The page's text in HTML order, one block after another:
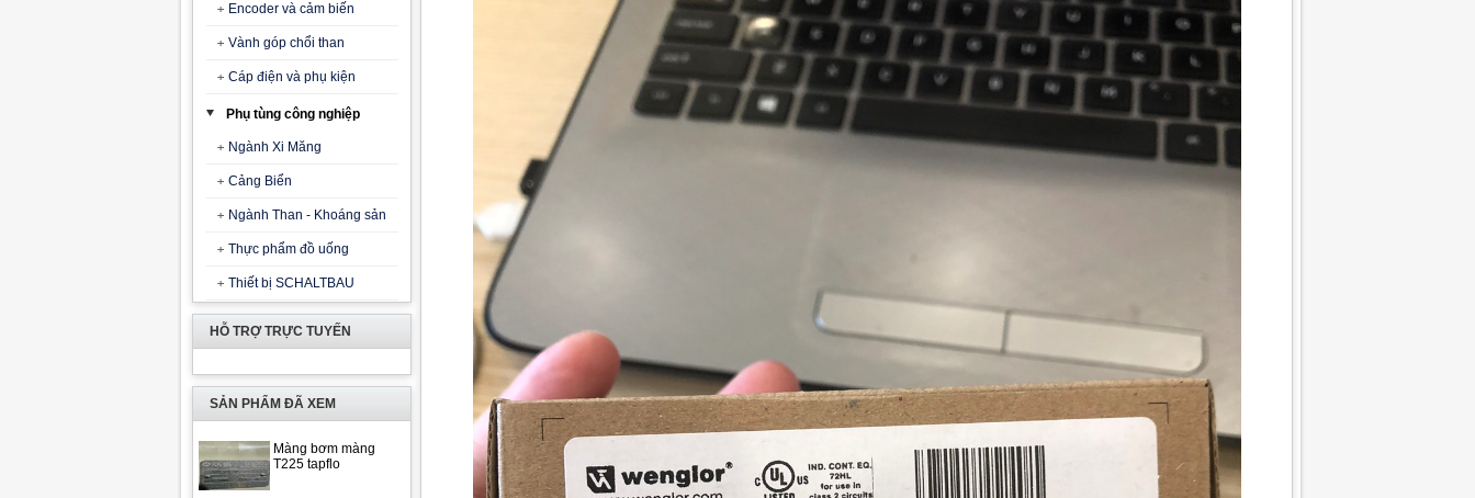
Encoder và cảm biến
Vành góp chổi than
Cáp điện và phụ kiện
Phụ tùng công nghiệp
Ngành Xi Măng
Cảng Biển
Ngành Than - Khoáng sản
Thực phẩm đồ uống
Thiết bị SCHALTBAU
HỖ TRỢ TRỰC TUYẾN
SẢN PHẨM ĐÃ XEM
Màng bơm màng
T225 tapflo